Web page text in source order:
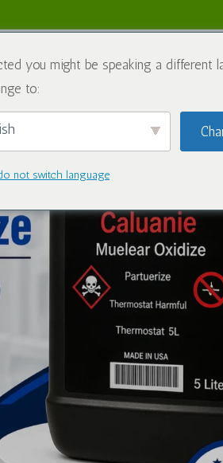
ນເຄມີ ບລັອກ ຕິດຕໍ່ພວກເຮົາ ນະ
you might be speaking a different
to:
not switch language